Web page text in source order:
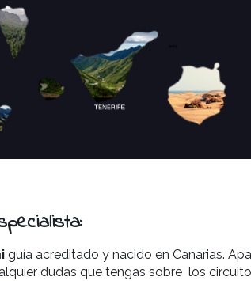
guía acreditado y nacido en Canarias.
dudas que tengas sobre los